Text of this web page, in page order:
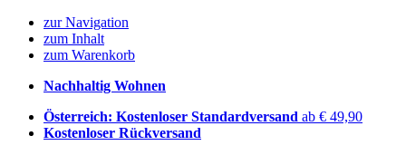
zur Navigation
zum Inhalt
zum Warenkorb
Nachhaltig Wohnen
Österreich: Kostenloser Standardversand ab € 49,90
Kostenloser Rückversand